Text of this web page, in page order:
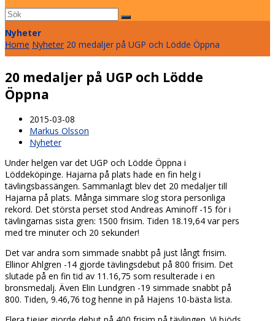
Sök
Submit
Nyheter
Home Nyheter 20 medaljer på UGP och Lödde Öppna
20 medaljer på UGP och Lödde
Öppna
2015-03-08
Markus Olsson
Nyheter
Under helgen var det UGP och Lödde Öppna i
Löddeköpinge. Hajarna på plats hade en fin helg i
tävlingsbassängen. Sammanlagt blev det 20 medaljer till
Hajarna på plats. Många simmare slog stora personliga
rekord. Det största perset stod Andreas Aminoff -15 för i
tävlingarnas sista gren: 1500 frisim. Tiden 18.19,64 var pers
med tre minuter och 20 sekunder!
Det var andra som simmade snabbt på just långt frisim.
Ellinor Ahlgren -14 gjorde tävlingsdebut på 800 frisim. Det
slutade på en fin tid av 11.16,75 som resulterade i en
bronsmedalj. Även Elin Lundgren -19 simmade snabbt på
800. Tiden, 9.46,76 tog henne in på Hajens 10-bästa lista.